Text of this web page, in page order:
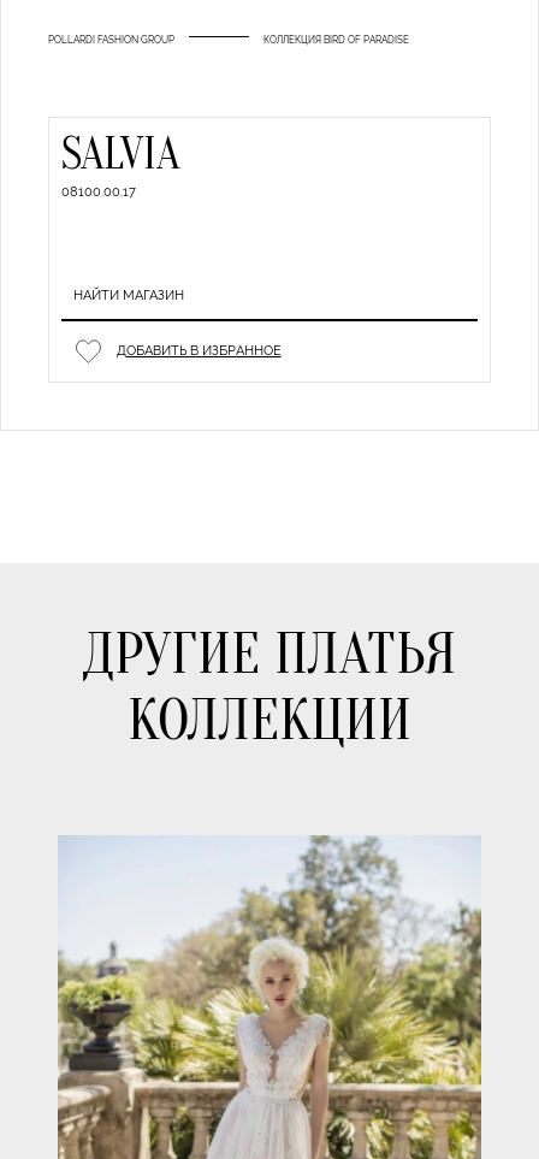
POLLARDI FASHION GROUP КОЛЛЕКЦИЯ BIRD OF PARADISE
SALVIA
08100.00.17
НАЙТИ МАГАЗИН
ДОБАВИТЬ В ИЗБРАННОЕ
ДРУГИЕ ПЛАТЬЯ
КОЛЛЕКЦИИ